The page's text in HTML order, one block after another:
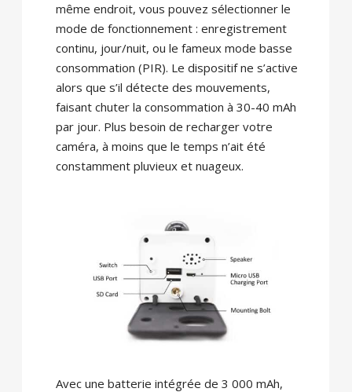
même endroit, vous pouvez sélectionner le
mode de fonctionnement : enregistrement
continu, jour/nuit, ou le fameux mode basse
consommation (PIR). Le dispositif ne s’active
alors que s’il détecte des mouvements,
faisant chuter la consommation à 30-40 mAh
par jour. Plus besoin de recharger votre
caméra, à moins que le temps n’ait été
constamment pluvieux et nuageux.
Avec une batterie intégrée de 3 000 mAh,